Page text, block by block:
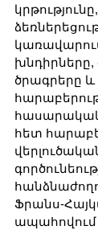
ծրագրերը
հետ
Ֆրանս-